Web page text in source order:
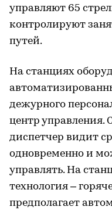
управляют 65
контролируют
путей.
На станциях
дежурного
центр управления.
диспетчер видит
одновременно и
управлять. На
технология –
предполагает